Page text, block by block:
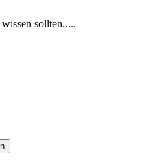
sollten.....